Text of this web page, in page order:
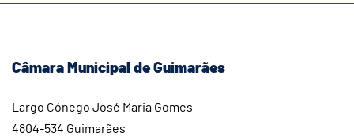
Câmara Municipal de Guimarães
Largo Cónego José Maria Gomes
4804-534 Guimarães